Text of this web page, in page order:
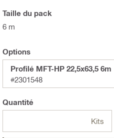
Taille du pack
6 m
Options
Profilé MFT-HP 22,5x63,5 6m
#2301548
Quantité
Kits